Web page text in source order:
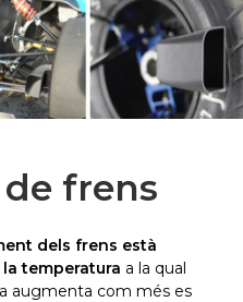
frens
dels frens està
temperatura a la qual
augmenta com més es